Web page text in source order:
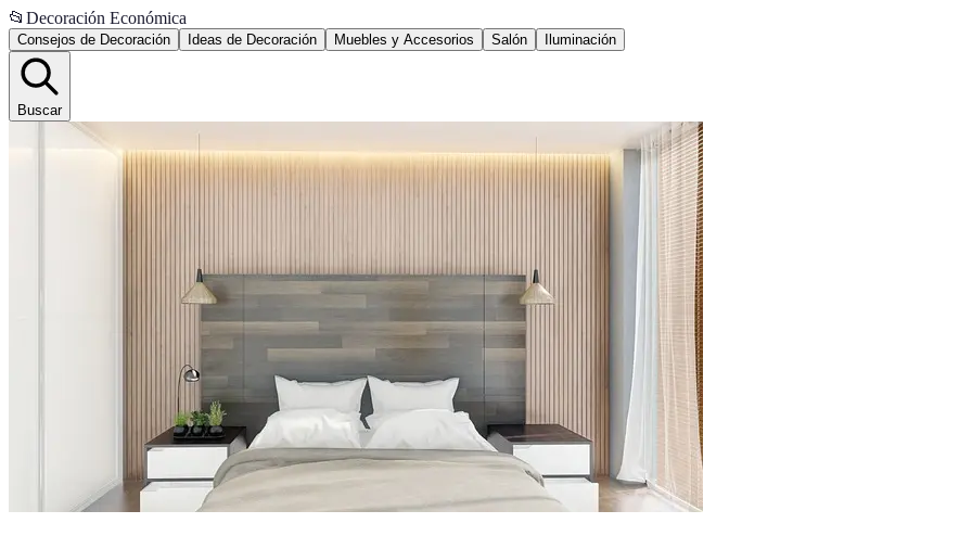
📂 Decoración Económica
Consejos de Decoración Ideas de Decoración Muebles y Accesorios Salón Iluminación
Buscar